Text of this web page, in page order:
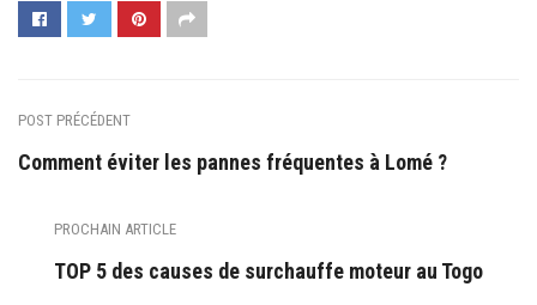
POST PRÉCÉDENT
Comment éviter les pannes fréquentes à Lomé ?
PROCHAIN ARTICLE
TOP 5 des causes de surchauffe moteur au Togo